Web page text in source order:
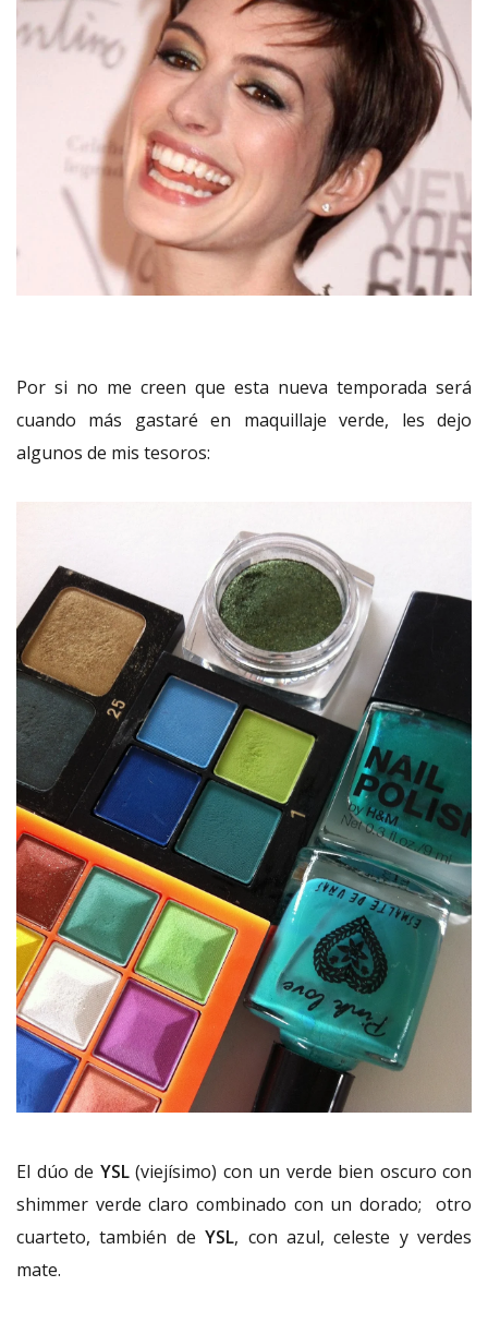
Por si no me creen que esta nueva temporada será
cuando más gastaré en maquillaje verde, les dejo
algunos de mis tesoros:
El dúo de YSL(viejísimo) con un verde bien oscuro con
shimmer verde claro combinado con un dorado; otro
cuarteto, también deYSL, con azul, celeste y verdes
mate.